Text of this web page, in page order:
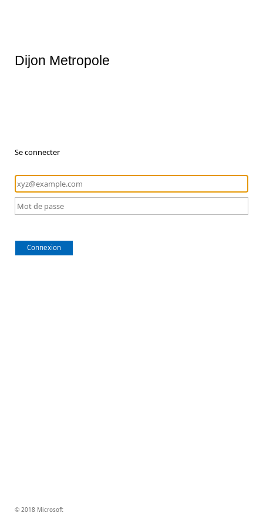
Dijon Metropole
Se connecter
Connexion
© 2018 Microsoft